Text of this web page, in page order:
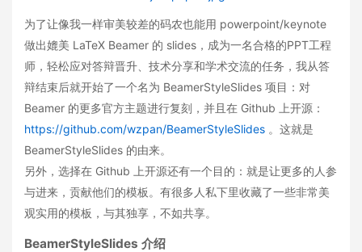
为了让像我一样审美较差的码农也能用 powerpoint/keynote
做出媲美 LaTeX Beamer 的 slides，成为一名合格的PPT工程
师，轻松应对答辩晋升、技术分享和学术交流的任务，我从答
辩结束后就开始了一个名为 BeamerStyleSlides 项目：对
Beamer 的更多官方主题进行复刻，并且在 Github 上开源：
https://github.com/wzpan/BeamerStyleSlides 。这就是
BeamerStyleSlides 的由来。
另外，选择在 Github 上开源还有一个目的：就是让更多的人参
与进来，贡献他们的模板。有很多人私下里收藏了一些非常美
观实用的模板，与其独享，不如共享。
BeamerStyleSlides 介绍